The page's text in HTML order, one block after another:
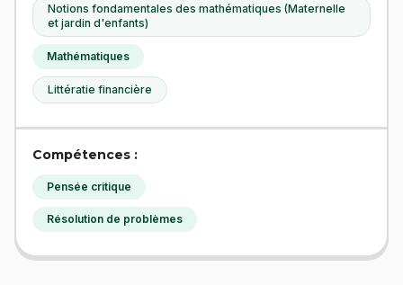
Notions fondamentales des mathématiques (Maternelle
et jardin d'enfants)
Mathématiques
Littératie financière
Compétences :
Pensée critique
Résolution de problèmes